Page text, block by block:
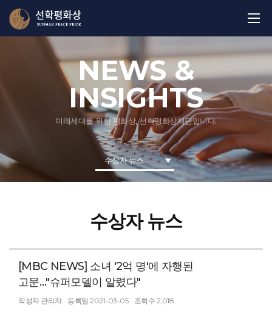
NEWS &
INSIGHTS
미래세대를 위한 평화상, 선학평화상재단입니다.
수상자 뉴스
수상자 뉴스
[MBC NEWS] 소녀 '2억 명'에 자행된
고문…"슈퍼모델이 알렸다"
작성자 관리자 등록일 2021-03-05 조회수 2,018